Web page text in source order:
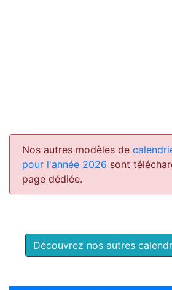
Nos autres modèles de
pour l'année 2026 sont
page dédiée.
Découvrez nos autres